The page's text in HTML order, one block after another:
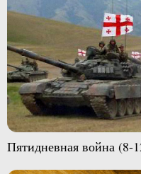
Пятидневная война (8-